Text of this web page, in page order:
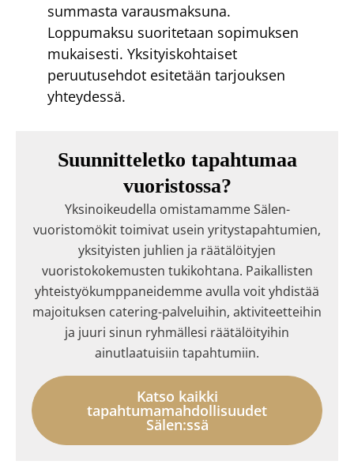
summasta varausmaksuna.
Loppumaksu suoritetaan sopimuksen
mukaisesti. Yksityiskohtaiset
peruutusehdot esitetään tarjouksen
yhteydessä.
Suunnitteletko tapahtumaa
vuoristossa?
Yksinoikeudella omistamamme Sälen-
vuoristomökit toimivat usein yritystapahtumien,
yksityisten juhlien ja räätälöityjen
vuoristokokemusten tukikohtana. Paikallisten
yhteistyökumppaneidemme avulla voit yhdistää
majoituksen catering-palveluihin, aktiviteetteihin
ja juuri sinun ryhmällesi räätälöityihin
ainutlaatuisiin tapahtumiin.
Katso kaikki
tapahtumamahdollisuudet
Sälen:ssä